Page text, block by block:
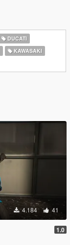
DUCATI
KAWASAKI
4.184 41
1.0